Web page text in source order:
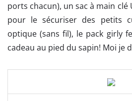
ports chacun), un sac à main clé
pour le sécuriser des petits
optique (sans fil), le pack girly
cadeau au pied du sapin! Moi je